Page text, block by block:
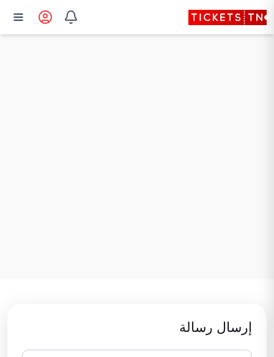
إرسال رسالة